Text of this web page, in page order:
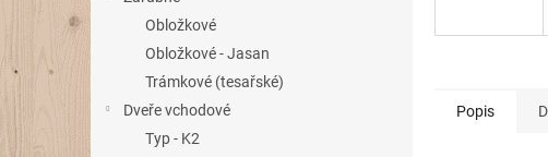
Obložkové
Obložkové - Jasan
Trámkové (tesařské)
Dveře vchodové
Typ - K2
Popis